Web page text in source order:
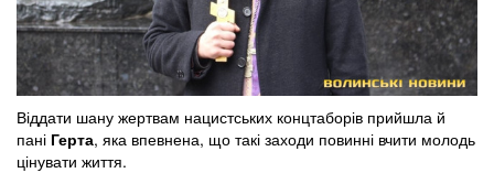
Віддати шану жертвам нацистських концтаборів прийшла й
пані Герта, яка впевнена, що такі заходи повинні вчити молодь
цінувати життя.